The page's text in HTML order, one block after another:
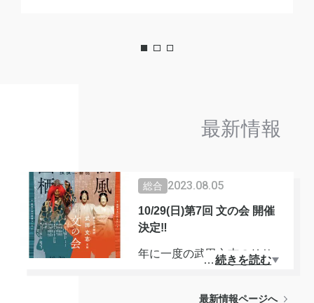
最新情報
総合 2023.08.05
10/29(日)第7回 文の会 開催
決定‼
年に一度の武田文志のリサイ
…続きを読む
最新情報ページへ